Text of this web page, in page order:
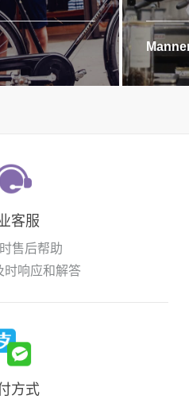
客服
售后帮助
时响应和解答
方式